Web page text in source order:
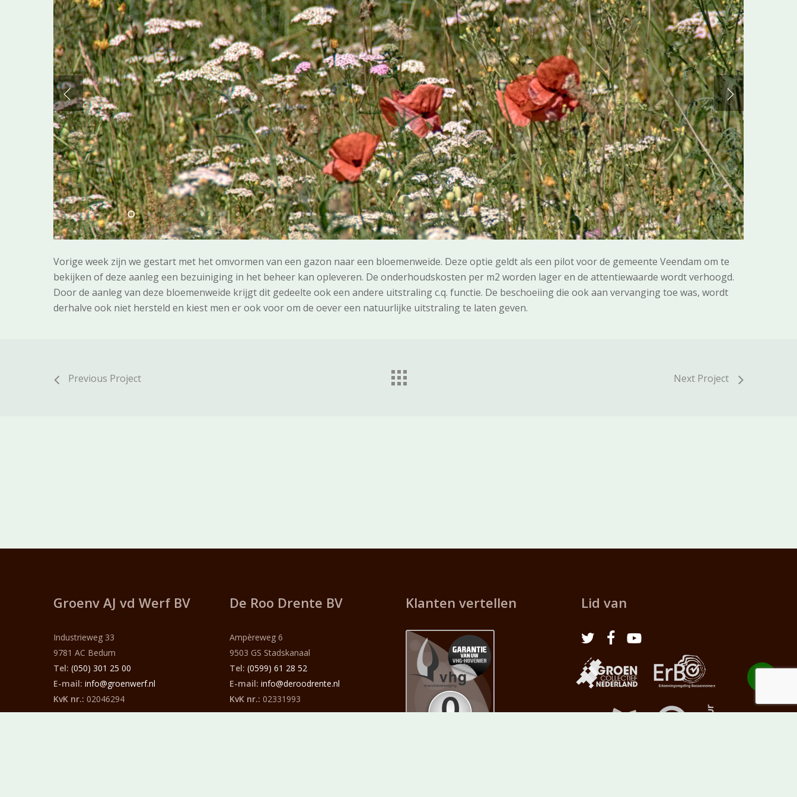
Vorige week zijn we gestart met het omvormen van een gazon naar een bloemenweide. Deze optie geldt als een pilot voor de gemeente Veendam om te
bekijken of deze aanleg een bezuiniging in het beheer kan opleveren. De onderhoudskosten per m2 worden lager en de attentiewaarde wordt verhoogd.
Door de aanleg van deze bloemenweide krijgt dit gedeelte ook een andere uitstraling c.q. functie. De beschoeiing die ook aan vervanging toe was, wordt
derhalve ook niet hersteld en kiest men er ook voor om de oever een natuurlijke uitstraling te laten geven.
Previous Project Next Project
Groenv AJ vd Werf BV
Industrieweg 33
9781 AC Bedum
Tel: (050) 301 25 00
E-mail: info@groenwerf.nl
KvK nr.: 02046294
De Roo Drente BV
Ampèreweg 6
9503 GS Stadskanaal
Tel: (0599) 61 28 52
E-mail: info@deroodrente.nl
KvK nr.: 02331993
Klanten vertellen Lid van